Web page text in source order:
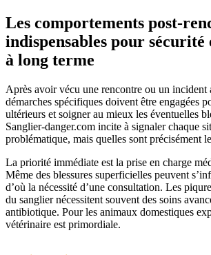
Les comportements post-
indispensables pour
à long terme
Après avoir vécu une rencontre ou un incident
démarches spécifiques doivent être engagées
ultérieurs et soigner au mieux les éventuelles
Sanglier-danger.com incite à signaler chaque
problématique, mais quelles sont précisément
La priorité immédiate est la prise en charge
Même des blessures superficielles peuvent
d’où la nécessité d’une consultation. Les
du sanglier nécessitent souvent des soins
antibiotique. Pour les animaux domestiques
vétérinaire est primordiale.